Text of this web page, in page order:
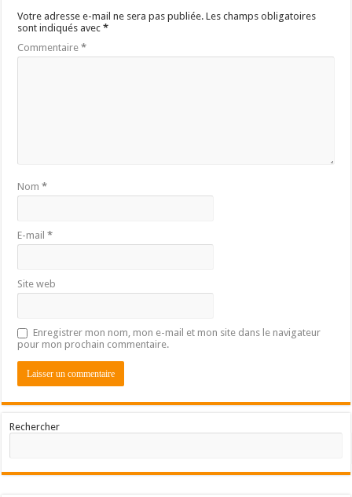
Votre adresse e-mail ne sera pas publiée. Les champs obligatoires
sont indiqués avec*
Commentaire*
Nom*
E-mail*
Site web
Enregistrer mon nom, mon e-mail et mon site dans le navigateur
pour mon prochain commentaire.
Rechercher